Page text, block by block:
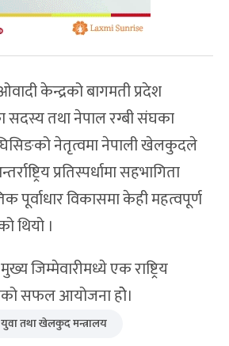
केन्द्रको बागमती प्रदेश
सदस्य तथा नेपाल रग्बी संघका
नेतृत्वमा नेपाली खेलकुदले
प्रतिस्पर्धामा सहभागिता
पूर्वाधार विकासमा केही महत्वपूर्ण
थियो ।
जिम्मेवारीमध्ये एक राष्ट्रिय
सफल आयोजना होे।
युवा तथा खेलकुद मन्त्रालय